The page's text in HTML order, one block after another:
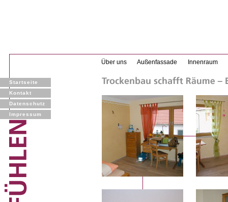
Über uns Außenfassade Innenraum
Startseite
Kontakt
Datenschutz
Impressum